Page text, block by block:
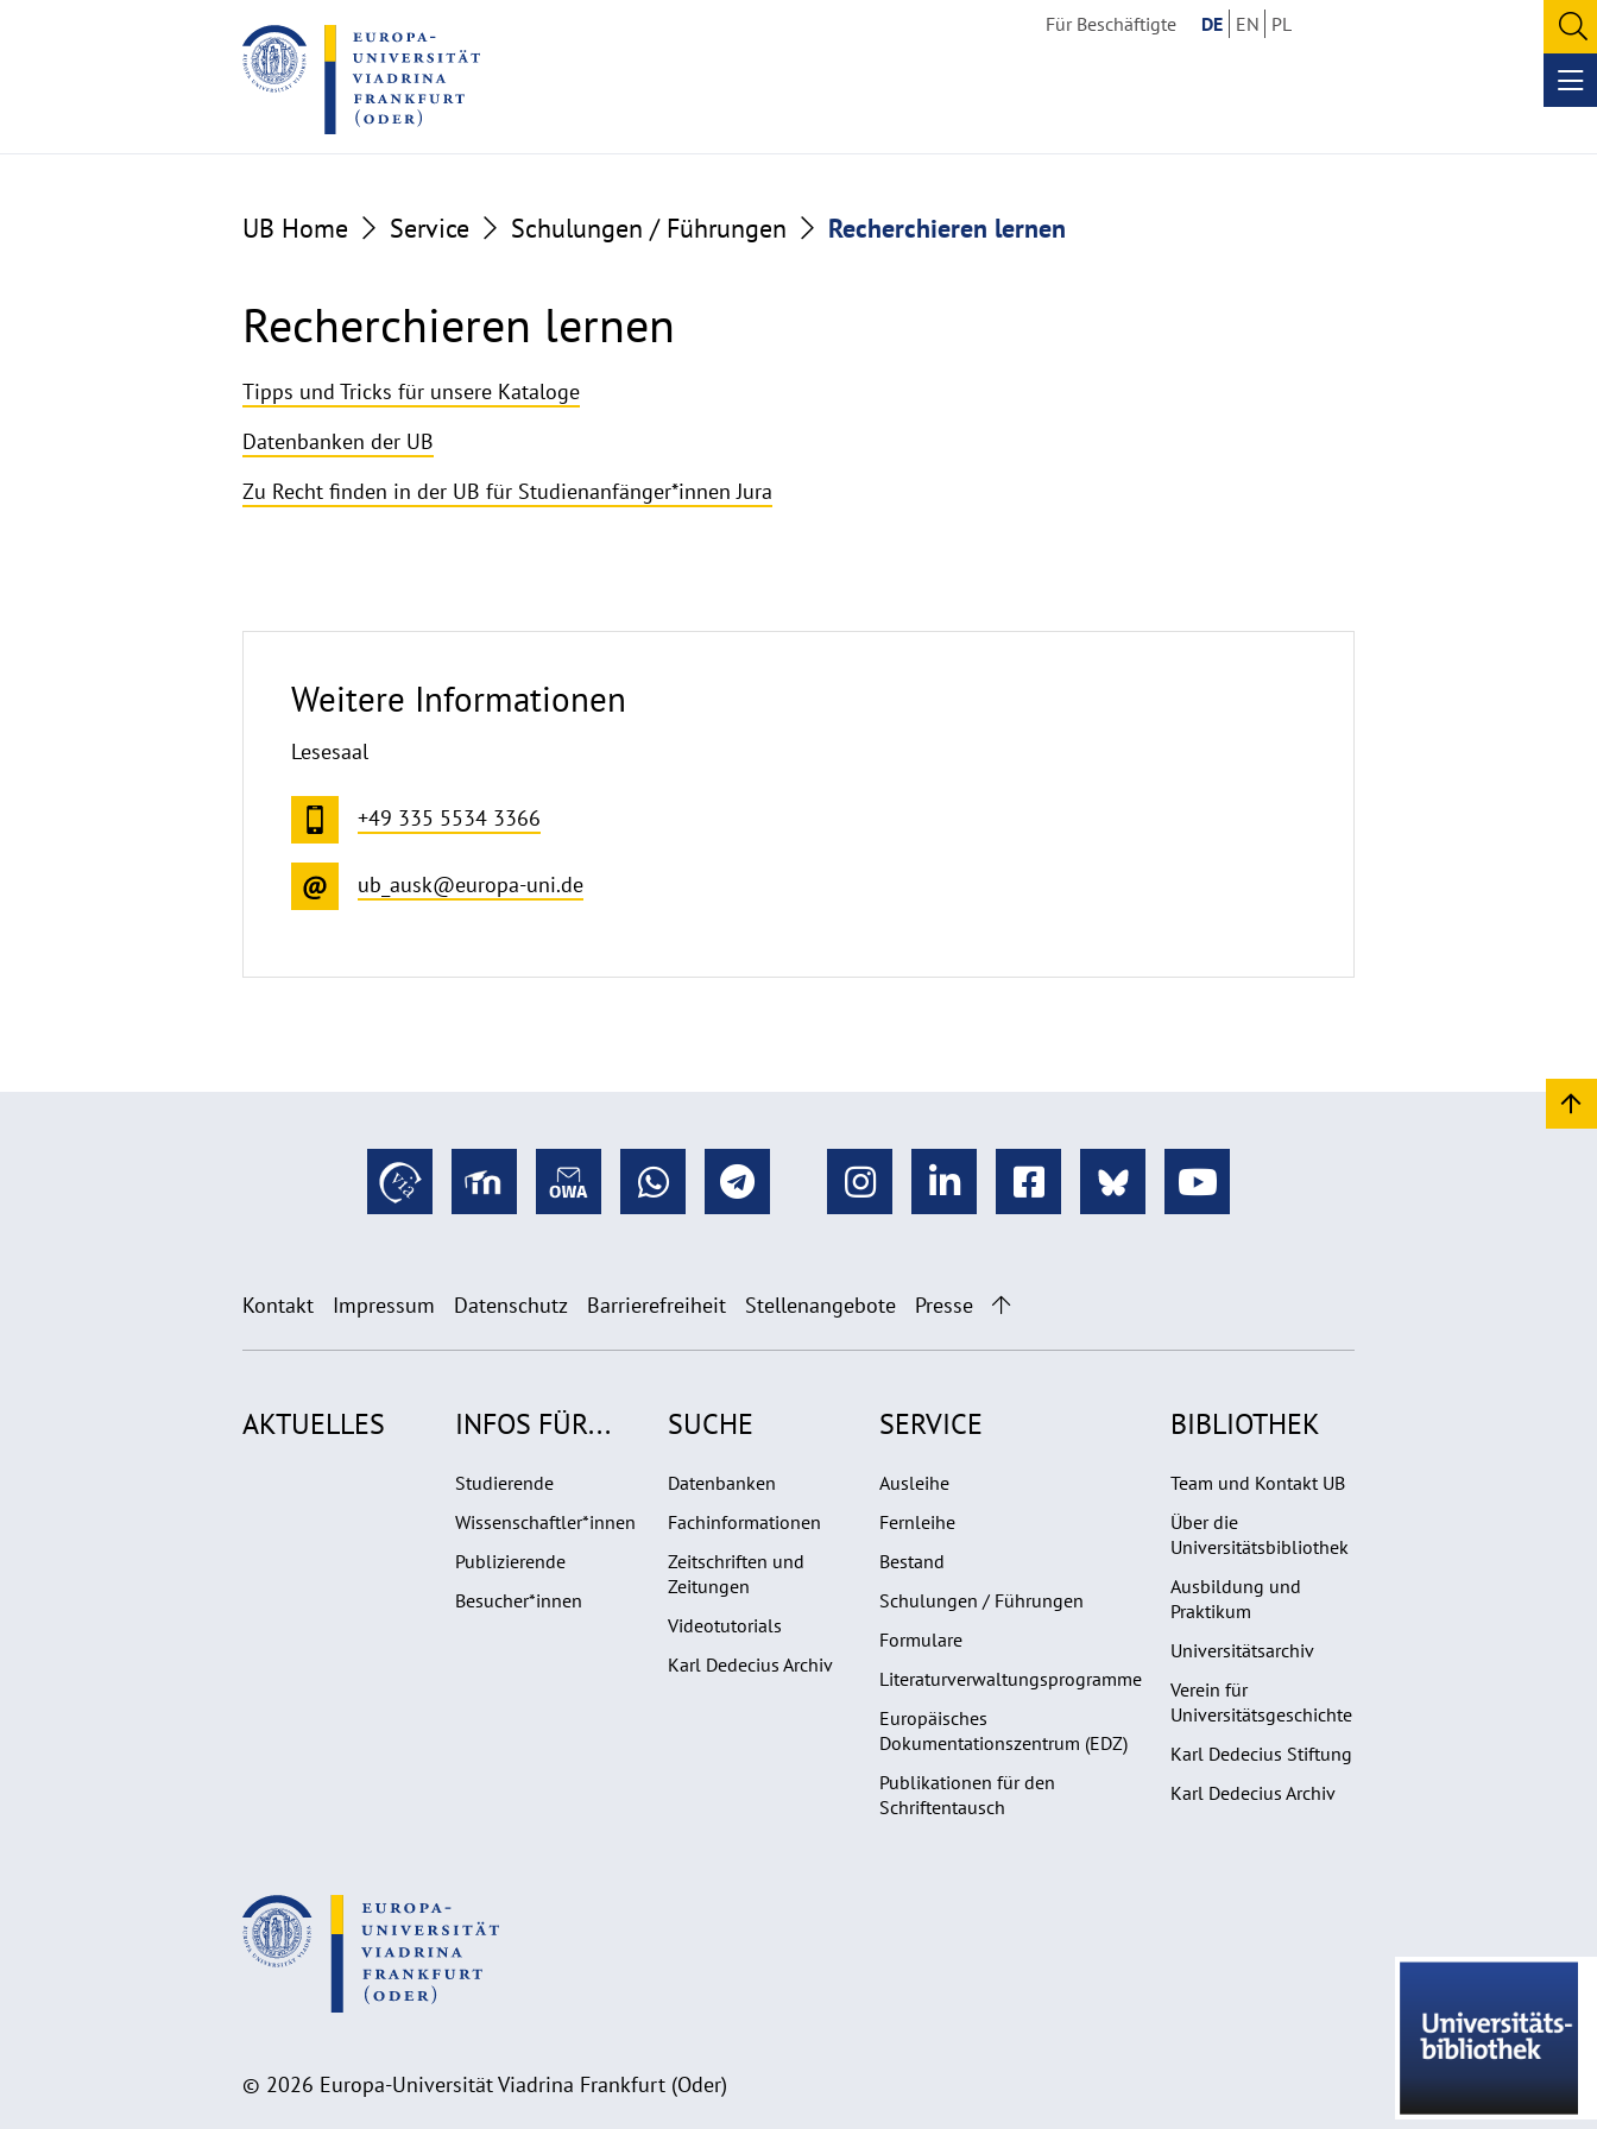
to
the
content
to
the
footer
Für Beschäftigte DE EN PL
UB Home Service Schulungen / Führungen Recherchieren lernen
Recherchieren lernen
Recherchieren
lernen
Tipps und Tricks für unsere Kataloge
Datenbanken der UB
Zu Recht finden in der UB für Studienanfänger*innen Jura
Weitere Informationen
Lesesaal
+49 335 5534 3366
ub_ausk@europa-uni.de
Kontakt Impressum Datenschutz Barrierefreiheit Stellenangebote Presse
AKTUELLES INFOS FÜR...
Studierende
Wissenschaftler*innen
Publizierende
Besucher*innen
SUCHE
Datenbanken
Fachinformationen
Zeitschriften und
Zeitungen
Videotutorials
Karl Dedecius Archiv
SERVICE
Ausleihe
Fernleihe
Bestand
Schulungen / Führungen
Formulare
Literaturverwaltungsprogramme
Europäisches
Dokumentationszentrum (EDZ)
Publikationen für den
Schriftentausch
BIBLIOTHEK
Team und Kontakt UB
Über die
Universitätsbibliothek
Ausbildung und
Praktikum
Universitätsarchiv
Verein für
Universitätsgeschichte
Karl Dedecius Stiftung
Karl Dedecius Archiv
© 2026 Europa-Universität Viadrina Frankfurt (Oder)